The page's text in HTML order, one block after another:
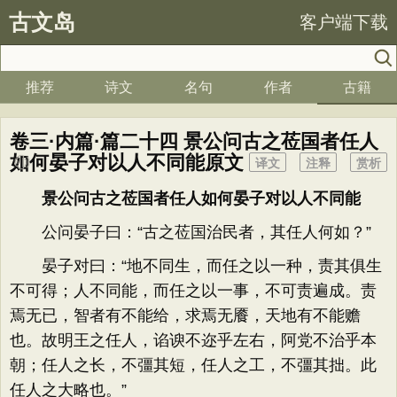
古文岛 客户端下载
推荐 诗文 名句 作者 古籍
卷三·内篇·篇二十四 景公问古之莅国者任人
如何晏子对以人不同能原文
赏析
注释
译文
景公问古之莅国者任人如何晏子对以人不同能
公问晏子曰：“古之莅国治民者，其任人何如？”
晏子对曰：“地不同生，而任之以一种，责其俱生
不可得；人不同能，而任之以一事，不可责遍成。责
焉无已，智者有不能给，求焉无餍，天地有不能赡
也。故明王之任人，谄谀不迩乎左右，阿党不治乎本
朝；任人之长，不彊其短，任人之工，不彊其拙。此
任人之大略也。”